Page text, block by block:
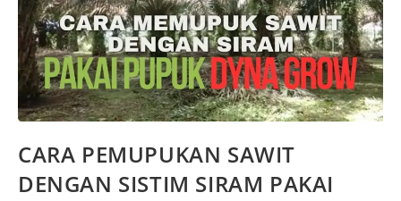
CARA PEMUPUKAN SAWIT
DENGAN SISTIM SIRAM PAKAI